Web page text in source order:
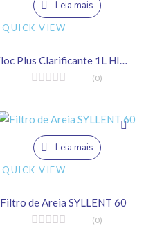
Leia mais
QUICK VIEW
(0)
Leia mais
QUICK VIEW
Filtro de Areia SYLLENT 60
(0)